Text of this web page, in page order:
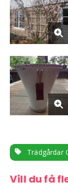
Trädgårdar
Vill du få